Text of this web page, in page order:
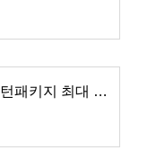
2026년 희망리턴패키지 최대 2,000만 원 지원! 소상공인 재기사업화 신청 방법 - BBT 쏙쏙 정보통